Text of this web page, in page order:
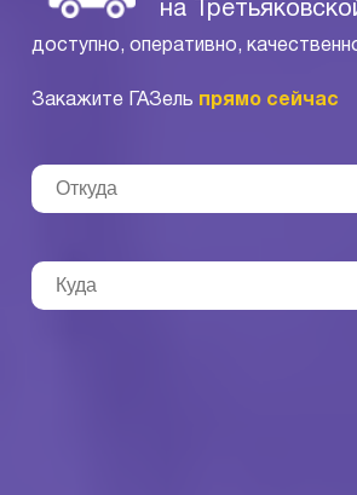
на
доступно, оперативно,
Закажите ГАЗель прямо сейчас